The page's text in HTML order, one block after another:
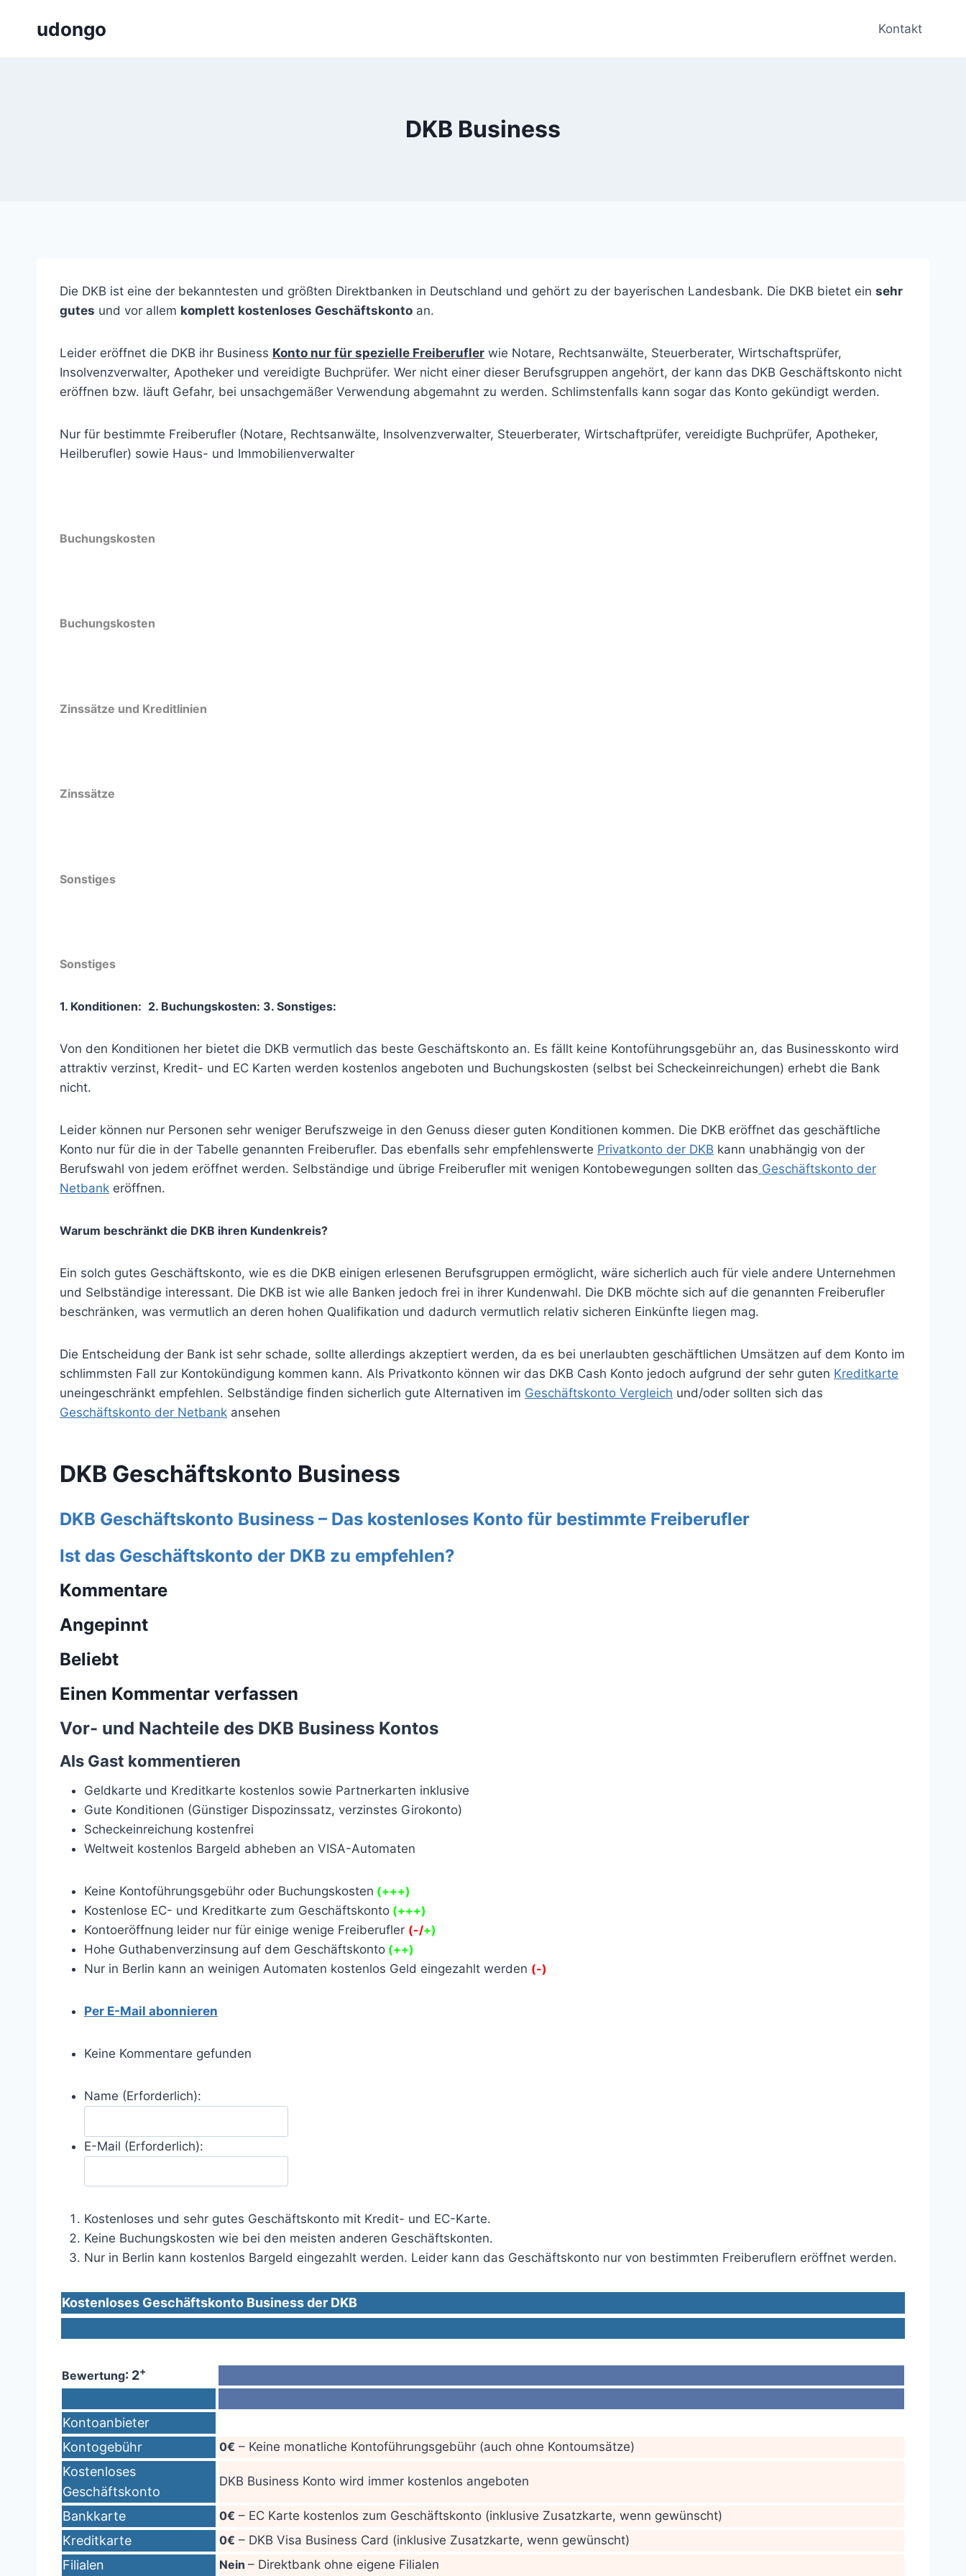
udongo Kontakt
DKB Business
Die DKB ist eine der bekanntesten und größten Direktbanken in Deutschland und gehört zu der bayerischen Landesbank. Die DKB bietet ein sehr
gutes und vor allem komplett kostenloses Geschäftskonto an.
Leider eröffnet die DKB ihr Business Konto nur für spezielle Freiberufler wie Notare, Rechtsanwälte, Steuerberater, Wirtschaftsprüfer,
Insolvenzverwalter, Apotheker und vereidigte Buchprüfer. Wer nicht einer dieser Berufsgruppen angehört, der kann das DKB Geschäftskonto nicht
eröffnen bzw. läuft Gefahr, bei unsachgemäßer Verwendung abgemahnt zu werden. Schlimstenfalls kann sogar das Konto gekündigt werden.
Nur für bestimmte Freiberufler (Notare, Rechtsanwälte, Insolvenzverwalter, Steuerberater, Wirtschaftprüfer, vereidigte Buchprüfer, Apotheker,
Heilberufler) sowie Haus- und Immobilienverwalter
Buchungskosten
Buchungskosten
Zinssätze und Kreditlinien
Zinssätze
Sonstiges
Sonstiges
1. Konditionen: 2. Buchungskosten: 3. Sonstiges:
Von den Konditionen her bietet die DKB vermutlich das beste Geschäftskonto an. Es fällt keine Kontoführungsgebühr an, das Businesskonto wird
attraktiv verzinst, Kredit- und EC Karten werden kostenlos angeboten und Buchungskosten (selbst bei Scheckeinreichungen) erhebt die Bank
nicht.
Leider können nur Personen sehr weniger Berufszweige in den Genuss dieser guten Konditionen kommen. Die DKB eröffnet das geschäftliche
Konto nur für die in der Tabelle genannten Freiberufler. Das ebenfalls sehr empfehlenswerte Privatkonto der DKB kann unabhängig von der
Berufswahl von jedem eröffnet werden. Selbständige und übrige Freiberufler mit wenigen Kontobewegungen sollten das Geschäftskonto der
Netbank eröffnen.
Warum beschränkt die DKB ihren Kundenkreis?
Ein solch gutes Geschäftskonto, wie es die DKB einigen erlesenen Berufsgruppen ermöglicht, wäre sicherlich auch für viele andere Unternehmen
und Selbständige interessant. Die DKB ist wie alle Banken jedoch frei in ihrer Kundenwahl. Die DKB möchte sich auf die genannten Freiberufler
beschränken, was vermutlich an deren hohen Qualifikation und dadurch vermutlich relativ sicheren Einkünfte liegen mag.
Die Entscheidung der Bank ist sehr schade, sollte allerdings akzeptiert werden, da es bei unerlaubten geschäftlichen Umsätzen auf dem Konto im
schlimmsten Fall zur Kontokündigung kommen kann. Als Privatkonto können wir das DKB Cash Konto jedoch aufgrund der sehr guten Kreditkarte
uneingeschränkt empfehlen. Selbständige finden sicherlich gute Alternativen im Geschäftskonto Vergleich und/oder sollten sich das
Geschäftskonto der Netbank ansehen
DKB Geschäftskonto Business
DKB Geschäftskonto Business – Das kostenloses Konto für bestimmte Freiberufler
Ist das Geschäftskonto der DKB zu empfehlen?
Kommentare
Angepinnt
Beliebt
Einen Kommentar verfassen
Vor- und Nachteile des DKB Business Kontos
Als Gast kommentieren
Geldkarte und Kreditkarte kostenlos sowie Partnerkarten inklusive
Gute Konditionen (Günstiger Dispozinssatz, verzinstes Girokonto)
Scheckeinreichung kostenfrei
Weltweit kostenlos Bargeld abheben an VISA-Automaten
Keine Kontoführungsgebühr oder Buchungskosten (+++)
Kostenlose EC- und Kreditkarte zum Geschäftskonto (+++)
Kontoeröffnung leider nur für einige wenige Freiberufler (-/+)
Hohe Guthabenverzinsung auf dem Geschäftskonto (++)
Nur in Berlin kann an weinigen Automaten kostenlos Geld eingezahlt werden (-)
Per E-Mail abonnieren
Keine Kommentare gefunden
Name (Erforderlich):
E-Mail (Erforderlich):
Kostenloses und sehr gutes Geschäftskonto mit Kredit- und EC-Karte.
Keine Buchungskosten wie bei den meisten anderen Geschäftskonten.
Nur in Berlin kann kostenlos Bargeld eingezahlt werden. Leider kann das Geschäftskonto nur von bestimmten Freiberuflern eröffnet werden.
Kostenloses Geschäftskonto Business der DKB
Bewertung: 2+
Kontoanbieter
Kontogebühr
0€ – Keine monatliche Kontoführungsgebühr (auch ohne Kontoumsätze)
Kostenloses
Geschäftskonto
DKB Business Konto wird immer kostenlos angeboten
Bankkarte 0€ – EC Karte kostenlos zum Geschäftskonto (inklusive Zusatzkarte, wenn gewünscht)
Kreditkarte 0€ – DKB Visa Business Card (inklusive Zusatzkarte, wenn gewünscht)
Filialen Nein – Direktbank ohne eigene Filialen